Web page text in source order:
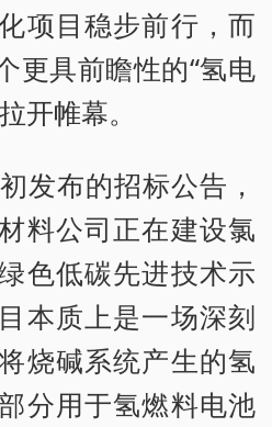
项目稳步前行，而
更具前瞻性的“氢电
开帷幕。
发布的招标公告，
料公司正在建设氯
色低碳先进技术示
本质上是一场深刻
烧碱系统产生的氢
分用于氢燃料电池